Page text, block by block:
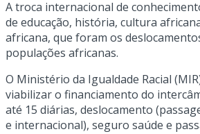
A troca internacional de
de educação, história, cultura
africana, que foram os
populações africanas.
O Ministério da Igualdade Racial
viabilizar o financiamento do
até 15 diárias, deslocamento
e internacional), seguro saúde e